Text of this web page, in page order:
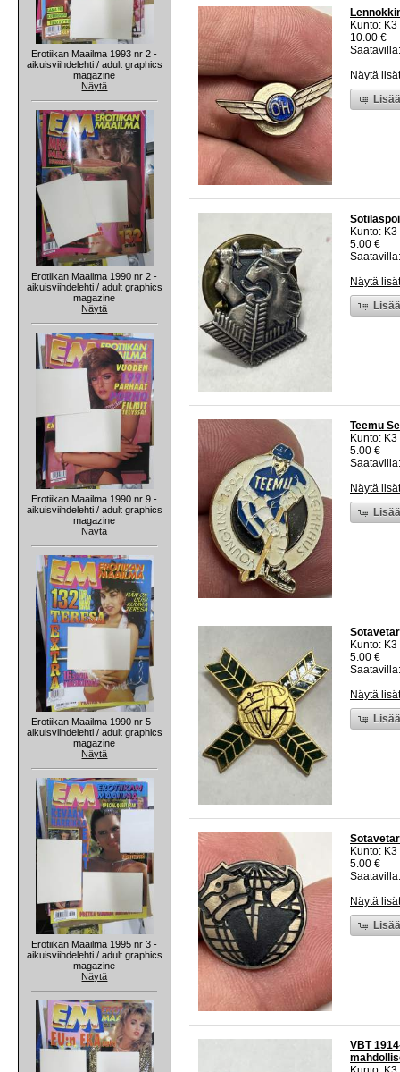
Erotiikan Maailma 1993 nr 2 -
aikuisviihdelehti / adult graphics
magazine
Näytä
Erotiikan Maailma 1990 nr 2 -
aikuisviihdelehti / adult graphics
magazine
Näytä
Erotiikan Maailma 1990 nr 9 -
aikuisviihdelehti / adult graphics
magazine
Näytä
Erotiikan Maailma 1990 nr 5 -
aikuisviihdelehti / adult graphics
magazine
Näytä
Erotiikan Maailma 1995 nr 3 -
aikuisviihdelehti / adult graphics
magazine
Näytä
Kunto:
10.00 €
Näytä
Kunto:
5.00 €
Näytä
Teemu
Kunto:
5.00 €
Näytä
Kunto:
5.00 €
Näytä
Kunto:
5.00 €
Näytä
VBT